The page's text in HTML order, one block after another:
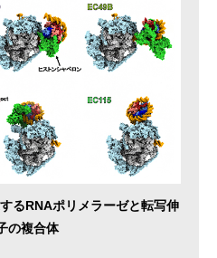
るRNAポリメラーゼと転写伸
の複合体